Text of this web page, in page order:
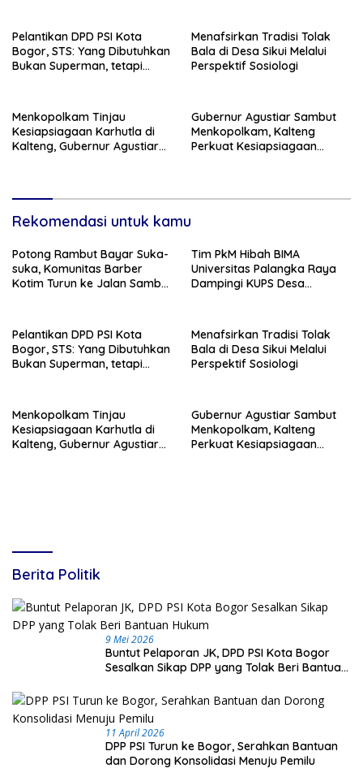
Pelantikan DPD PSI Kota
Bogor, STS: Yang Dibutuhkan
Bukan Superman, tetapi
Menafsirkan Tradisi Tolak
Bala di Desa Sikui Melalui
Perspektif Sosiologi
Menkopolkam Tinjau
Kesiapsiagaan Karhutla di
Kalteng, Gubernur Agustiar
Gubernur Agustiar Sambut
Menkopolkam, Kalteng
Perkuat Kesiapsiagaan
Rekomendasi untuk kamu
Potong Rambut Bayar Suka-
suka, Komunitas Barber
Kotim Turun ke Jalan Sambut
Tim PkM Hibah BIMA
Universitas Palangka Raya
Dampingi KUPS Desa
Pelantikan DPD PSI Kota
Bogor, STS: Yang Dibutuhkan
Bukan Superman, tetapi
Menafsirkan Tradisi Tolak
Bala di Desa Sikui Melalui
Perspektif Sosiologi
Menkopolkam Tinjau
Kesiapsiagaan Karhutla di
Kalteng, Gubernur Agustiar
Gubernur Agustiar Sambut
Menkopolkam, Kalteng
Perkuat Kesiapsiagaan
Berita Politik
9 Mei 2026
Buntut Pelaporan JK, DPD PSI Kota Bogor
Sesalkan Sikap DPP yang Tolak Beri Bantuan
11 April 2026
DPP PSI Turun ke Bogor, Serahkan Bantuan
dan Dorong Konsolidasi Menuju Pemilu